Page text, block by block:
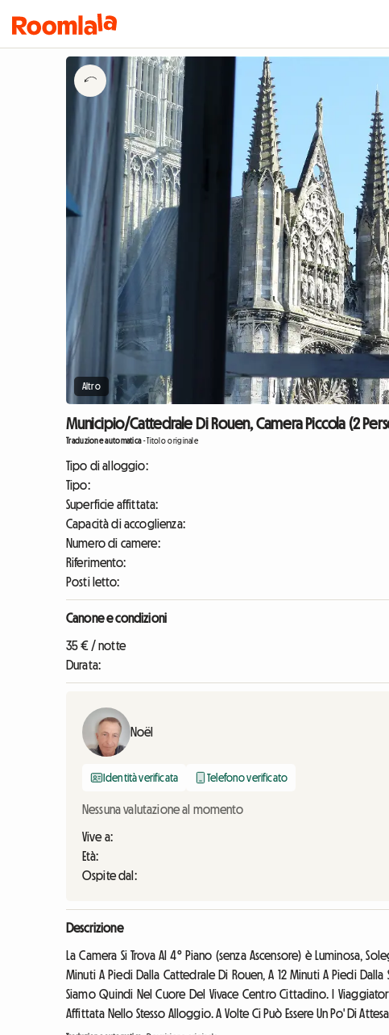
Altro
Municipio/Cattedrale Di Rouen, Camera Piccola (2
Traduzione automatica-Titolo originale
Tipo di alloggio:
Tipo:
Superficie affittata:
Capacità di accoglienza:
Numero di camere:
Riferimento:
Posti letto:
Canone e condizioni
35 € / notte
Durata:
Noël
Identità verificata Telefono verificato
Nessuna valutazione al momento
Vive a:
Età:
Ospite dal:
Descrizione
La Camera Si Trova Al 4° Piano (senza Ascensore) è Luminosa,
Minuti A Piedi Dalla Cattedrale Di Rouen, A 12 Minuti A Piedi
Siamo Quindi Nel Cuore Del Vivace Centro Cittadino. I
Affittata Nello Stesso Alloggio. A Volte Ci Può Essere Un Po' Di